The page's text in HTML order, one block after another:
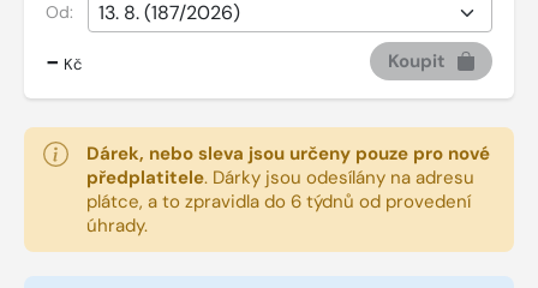
Od:
- Kč Koupit
Dárek, nebo sleva jsou určeny pouze pro nové
předplatitele. Dárky jsou odesílány na adresu
plátce, a to zpravidla do 6 týdnů od provedení
úhrady.